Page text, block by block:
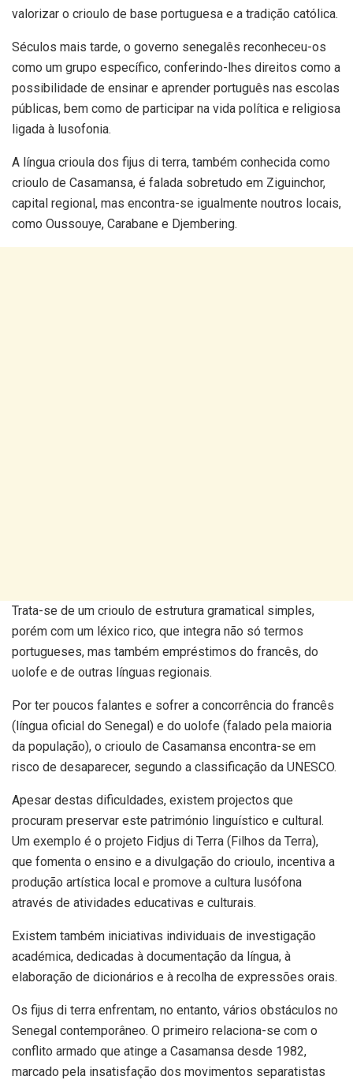
valorizar o crioulo de base portuguesa e a tradição católica.
Séculos mais tarde, o governo senegalês reconheceu-os
como um grupo específico, conferindo-lhes direitos como a
possibilidade de ensinar e aprender português nas escolas
públicas, bem como de participar na vida política e religiosa
ligada à lusofonia.
A língua crioula dos fijus di terra, também conhecida como
crioulo de Casamansa, é falada sobretudo em Ziguinchor,
capital regional, mas encontra-se igualmente noutros locais,
como Oussouye, Carabane e Djembering.
Trata-se de um crioulo de estrutura gramatical simples,
porém com um léxico rico, que integra não só termos
portugueses, mas também empréstimos do francês, do
uolofe e de outras línguas regionais.
Por ter poucos falantes e sofrer a concorrência do francês
(língua oficial do Senegal) e do uolofe (falado pela maioria
da população), o crioulo de Casamansa encontra-se em
risco de desaparecer, segundo a classificação da UNESCO.
Apesar destas dificuldades, existem projectos que
procuram preservar este património linguístico e cultural.
Um exemplo é o projeto Fidjus di Terra (Filhos da Terra),
que fomenta o ensino e a divulgação do crioulo, incentiva a
produção artística local e promove a cultura lusófona
através de atividades educativas e culturais.
Existem também iniciativas individuais de investigação
académica, dedicadas à documentação da língua, à
elaboração de dicionários e à recolha de expressões orais.
Os fijus di terra enfrentam, no entanto, vários obstáculos no
Senegal contemporâneo. O primeiro relaciona-se com o
conflito armado que atinge a Casamansa desde 1982,
marcado pela insatisfação dos movimentos separatistas